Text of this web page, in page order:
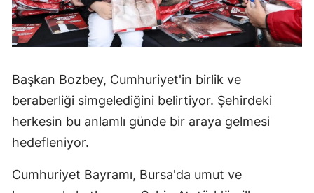
Başkan Bozbey, Cumhuriyet'in birlik ve
beraberliği simgelediğini belirtiyor. Şehirdeki
herkesin bu anlamlı günde bir araya gelmesi
hedefleniyor.
Cumhuriyet Bayramı, Bursa'da umut ve